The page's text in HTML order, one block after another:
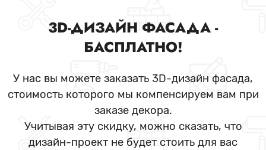
3D-ДИЗАЙН ФАСАДА -
БАСПЛАТНО!
У нас вы можете заказать 3D-дизайн фасада,
стоимость которого мы компенсируем вам при
заказе декора.
Учитывая эту скидку, можно сказать, что
дизайн-проект не будет стоить для вас